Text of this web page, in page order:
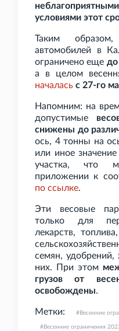
условиями этот
Таким
автомобилей в
ограничено еще до
а в целом
началась с 27-го
Напомним: на
допустимые
снижены до
ось, 4 тонны на
или иное
участка, что
приложении к
по ссылке.
Эти весовые
только для
лекарств,
семян,
них. При этом
грузов от
освобождены.
Метки: Весенние
Весенние ограничения